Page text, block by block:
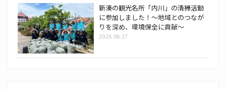
新湊の観光名所「内川」の清掃活動
に参加しました！～地域とのつなが
りを深め、環境保全に貢献～
2026.06.17